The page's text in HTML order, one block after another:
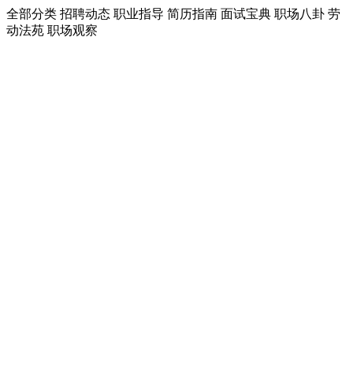
全部分类 招聘动态 职业指导 简历指南 面试宝典 职场八卦 劳
动法苑 职场观察